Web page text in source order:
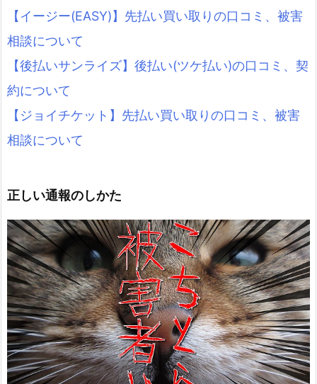
【イージー(EASY)】先払い買い取りの口コミ、被害
相談について
【後払いサンライズ】後払い(ツケ払い)の口コミ、契
約について
【ジョイチケット】先払い買い取りの口コミ、被害
相談について
正しい通報のしかた